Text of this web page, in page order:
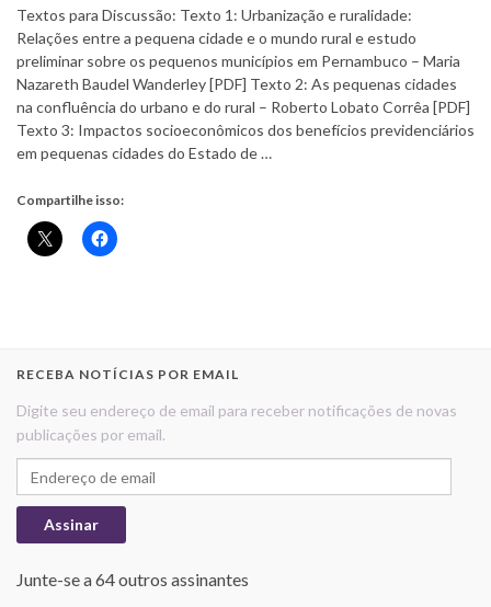
Textos para Discussão: Texto 1: Urbanização e ruralidade:
Relações entre a pequena cidade e o mundo rural e estudo
preliminar sobre os pequenos municípios em Pernambuco – Maria
Nazareth Baudel Wanderley [PDF] Texto 2: As pequenas cidades
na confluência do urbano e do rural – Roberto Lobato Corrêa [PDF]
Texto 3: Impactos socioeconômicos dos benefícios previdenciários
em pequenas cidades do Estado de …
Compartilhe isso:
RECEBA NOTÍCIAS POR EMAIL
Digite seu endereço de email para receber notificações de novas
publicações por email.
Endereço de email
Assinar
Junte-se a 64 outros assinantes